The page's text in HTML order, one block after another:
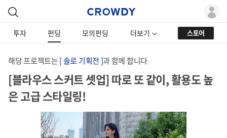
투자 펀딩 모의펀딩 더보기 스토어
해당 프로젝트는[ 솔로 기획전 ]과 함께 합니다
[블라우스 스커트 셋업] 따로 또 같이, 활용도 높
은 고급 스타일링!